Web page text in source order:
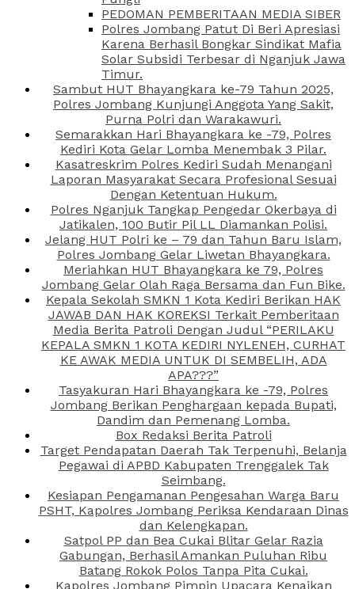
PEDOMAN PEMBERITAAN MEDIA SIBER
Polres Jombang Patut Di Beri Apresiasi
Karena Berhasil Bongkar Sindikat Mafia
Solar Subsidi Terbesar di Nganjuk Jawa
Timur.
Sambut HUT Bhayangkara ke-79 Tahun 2025,
Polres Jombang Kunjungi Anggota Yang Sakit,
Purna Polri dan Warakawuri.
Semarakkan Hari Bhayangkara ke -79, Polres
Kediri Kota Gelar Lomba Menembak 3 Pilar.
Kasatreskrim Polres Kediri Sudah Menangani
Laporan Masyarakat Secara Profesional Sesuai
Dengan Ketentuan Hukum.
Polres Nganjuk Tangkap Pengedar Okerbaya di
Jatikalen, 100 Butir Pil LL Diamankan Polisi.
Jelang HUT Polri ke – 79 dan Tahun Baru Islam,
Polres Jombang Gelar Liwetan Bhayangkara.
Meriahkan HUT Bhayangkara ke 79, Polres
Jombang Gelar Olah Raga Bersama dan Fun Bike.
Kepala Sekolah SMKN 1 Kota Kediri Berikan HAK
JAWAB DAN HAK KOREKSI Terkait Pemberitaan
Media Berita Patroli Dengan Judul “PERILAKU
KEPALA SMKN 1 KOTA KEDIRI NYLENEH, CURHAT
KE AWAK MEDIA UNTUK DI SEMBELIH, ADA
APA???”
Tasyakuran Hari Bhayangkara ke -79, Polres
Jombang Berikan Penghargaan kepada Bupati,
Dandim dan Pemenang Lomba.
Box Redaksi Berita Patroli
Target Pendapatan Daerah Tak Terpenuhi, Belanja
Pegawai di APBD Kabupaten Trenggalek Tak
Seimbang.
Kesiapan Pengamanan Pengesahan Warga Baru
PSHT, Kapolres Jombang Periksa Kendaraan Dinas
dan Kelengkapan.
Satpol PP dan Bea Cukai Blitar Gelar Razia
Gabungan, Berhasil Amankan Puluhan Ribu
Batang Rokok Polos Tanpa Pita Cukai.
Kapolres Jombang Pimpin Upacara Kenaikan